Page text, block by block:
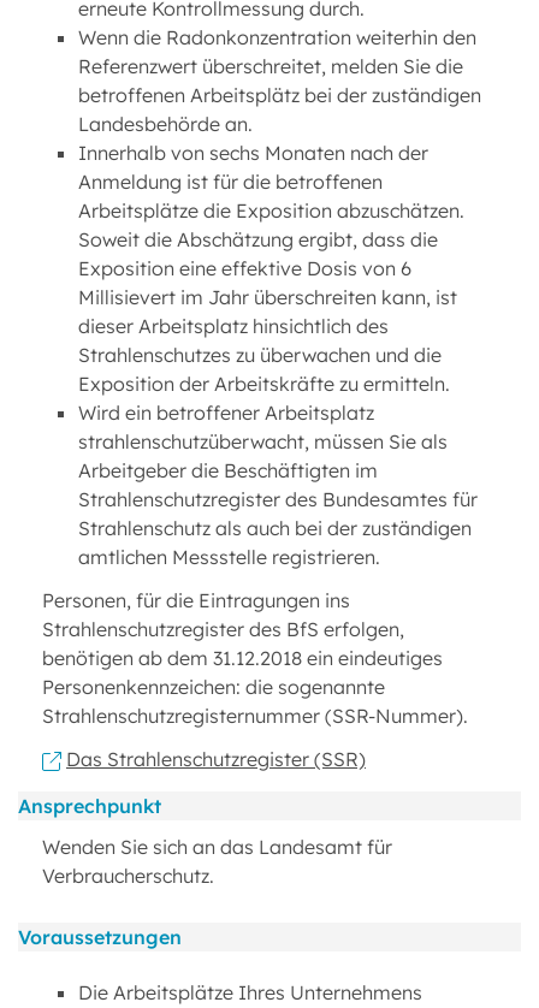
erneute Kontrollmessung durch.
Wenn die Radonkonzentration weiterhin den
Referenzwert überschreitet, melden Sie die
betroffenen Arbeitsplätz bei der zuständigen
Landesbehörde an.
Innerhalb von sechs Monaten nach der
Anmeldung ist für die betroffenen
Arbeitsplätze die Exposition abzuschätzen.
Soweit die Abschätzung ergibt, dass die
Exposition eine effektive Dosis von 6
Millisievert im Jahr überschreiten kann, ist
dieser Arbeitsplatz hinsichtlich des
Strahlenschutzes zu überwachen und die
Exposition der Arbeitskräfte zu ermitteln.
Wird ein betroffener Arbeitsplatz
strahlenschutzüberwacht, müssen Sie als
Arbeitgeber die Beschäftigten im
Strahlenschutzregister des Bundesamtes für
Strahlenschutz als auch bei der zuständigen
amtlichen Messstelle registrieren.
Personen, für die Eintragungen ins
Strahlenschutzregister des BfS erfolgen,
benötigen ab dem 31.12.2018 ein eindeutiges
Personenkennzeichen: die sogenannte
Strahlenschutzregisternummer (SSR-Nummer).
Das Strahlenschutzregister (SSR)
Ansprechpunkt
Wenden Sie sich an das Landesamt für
Verbraucherschutz.
Voraussetzungen
Die Arbeitsplätze Ihres Unternehmens